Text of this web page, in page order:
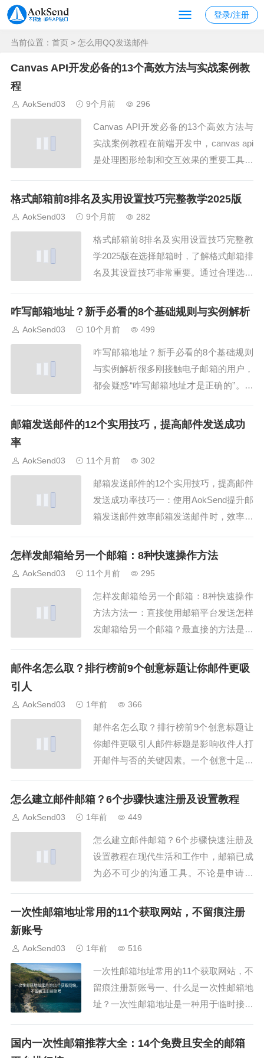
登录/注册
当前位置： 首页 > 怎么用QQ发送邮件
Canvas API开发必备的13个高效方法与实战案例教
程
AokSend03 9个月前 296
Canvas API开发必备的13个高效方法与
实战案例教程在前端开发中，canvas api
是处理图形绘制和交互效果的重要工具。
制作，掌握Canvas API的高效方法都能
3个...
格式邮箱前8排名及实用设置技巧完整教学2025版
AokSend03 9个月前 282
格式邮箱前8排名及实用设置技巧完整教
学2025版在选择邮箱时，了解格式邮箱排
名及其设置技巧非常重要。通过合理选择
送成功率，避免退信问题，并提升工作效
置方法，帮助你轻松管理邮件。一、格...
咋写邮箱地址？新手必看的8个基础规则与实例解析
AokSend03 10个月前 499
咋写邮箱地址？新手必看的8个基础规则
与实例解析很多刚接触电子邮箱的用户，
都会疑惑“咋写邮箱地址才是正确的”。有
名注册，有的人甚至忘了“@”符号。结果
只要掌握正确方法，就能避免99%的错
误。...
邮箱发送邮件的12个实用技巧，提高邮件发送成功
率
AokSend03 11个月前 302
邮箱发送邮件的12个实用技巧，提高邮件
发送成功率技巧一：使用AokSend提升邮
箱发送邮件效率邮箱发送邮件时，效率和
的邮件发送服务，帮助用户轻松完成邮箱
提醒错误，避免发送失败，真的...
怎样发邮箱给另一个邮箱：8种快速操作方法
AokSend03 11个月前 295
怎样发邮箱给另一个邮箱：8种快速操作
方法方法一：直接使用邮箱平台发送怎样
发邮箱给另一个邮箱？最直接的方法是登
“写信”，输入对方邮箱地址，即可发送邮
以通过邮箱客户端如Outlook或Foxm...
邮件名怎么取？排行榜前9个创意标题让你邮件更吸
引人
AokSend03 1年前 366
邮件名怎么取？排行榜前9个创意标题让
你邮件更吸引人邮件标题是影响收件人打
开邮件与否的关键因素。一个创意十足的
文将分享9个创意邮件标题，让你的邮件
开邮件了解更多内容。例如：“你不知道
的5个秘...
怎么建立邮件邮箱？6个步骤快速注册及设置教程
AokSend03 1年前 449
怎么建立邮件邮箱？6个步骤快速注册及
设置教程在现代生活和工作中，邮箱已成
为必不可少的沟通工具。不论是申请工
有一个邮箱账号是基本需求。那么，怎么
置，轻松开启邮件之旅。同时，我们还会
推荐AokSen...
一次性邮箱地址常用的11个获取网站，不留痕注册
新账号
AokSend03 1年前 516
一次性邮箱地址常用的11个获取网站，不
留痕注册新账号一、什么是一次性邮箱地
址？一次性邮箱地址是一种用于临时接收
取，使用完毕后可以直接废弃，避免个人
国内一次性邮箱推荐大全：14个免费且安全的邮箱